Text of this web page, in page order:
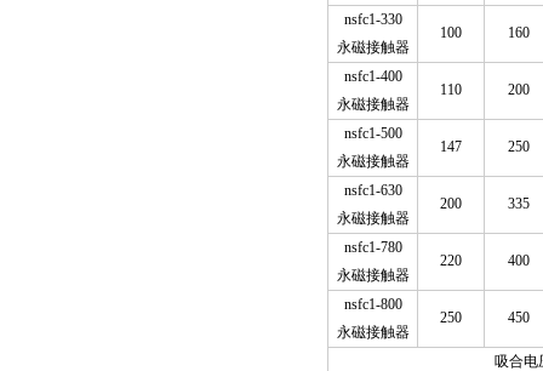
nsfc1-330
永磁接触器
100 160
nsfc1-400
永磁接触器
110 200
nsfc1-500
永磁接触器
147 250
nsfc1-630
永磁接触器
200 335
nsfc1-780
永磁接触器
220 400
nsfc1-800
永磁接触器
250 450
吸合电